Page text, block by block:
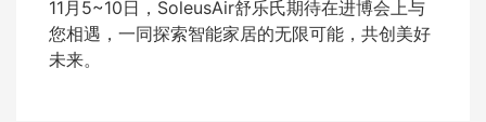
11月5~10日，SoleusAir舒乐氏期待在进博会上与
您相遇，一同探索智能家居的无限可能，共创美好
未来。